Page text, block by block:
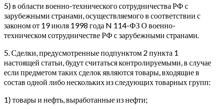
5) в области военно-технического сотрудничества РФ с
зарубежными странами, осуществляемого в соответствии с
законом от 19 июля 1998 года N 114-ФЗ О военно-
техническом сотрудничестве РФ с зарубежными странами.
5. Сделки, предусмотренные подпунктом 2 пункта 1
настоящей статьи, будут считаться контролируемыми, в случае
если предметом таких сделок являются товары, входящие в
состав одной либо нескольких из следующих товарных групп:
1) товары и нефть, выработанные из нефти;